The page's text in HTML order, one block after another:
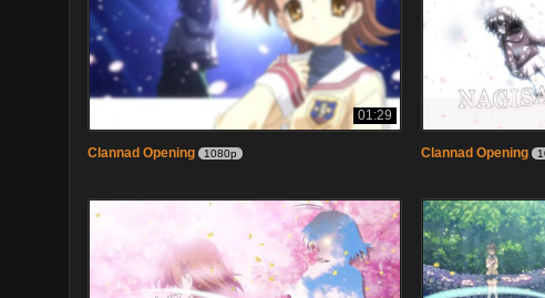
01:29
Clannad Opening 1080p Clannad Opening